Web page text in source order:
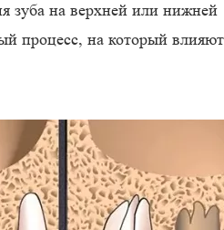
зуба на верхней или нижней
процесс, на который влияют